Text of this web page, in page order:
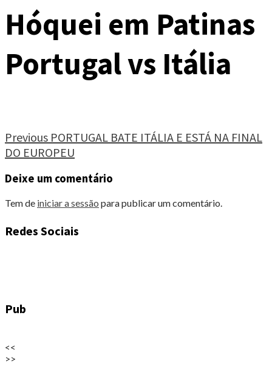
Hóquei em Patinas
Portugal vs Itália
Continue
Reading
Previous PORTUGAL BATE ITÁLIA E ESTÁ NA FINAL
DO EUROPEU
Deixe um comentário
Tem de iniciar a sessão para publicar um comentário.
Redes Sociais
Pub
<<
>>